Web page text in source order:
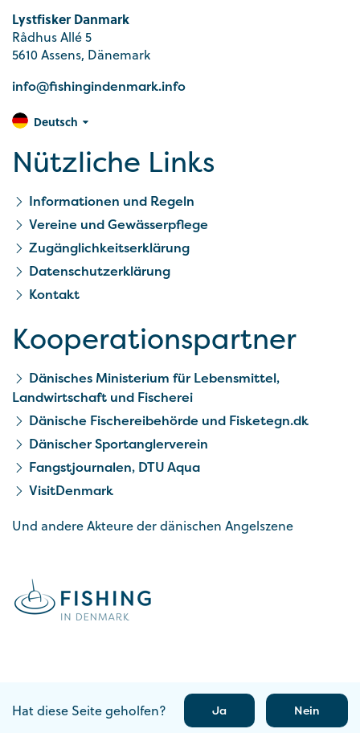
Lystfisker Danmark
Rådhus Allé 5
5610 Assens, Dänemark
info@fishingindenmark.info
Deutsch
Nützliche Links
Informationen und Regeln
Vereine und Gewässerpflege
Zugänglichkeitserklärung
Datenschutzerklärung
Kontakt
Kooperationspartner
Dänisches Ministerium für Lebensmittel,
Landwirtschaft und Fischerei
Dänische Fischereibehörde und Fisketegn.dk
Dänischer Sportanglerverein
Fangstjournalen, DTU Aqua
VisitDenmark
Und andere Akteure der dänischen Angelszene
Hat diese Seite geholfen? Ja Nein